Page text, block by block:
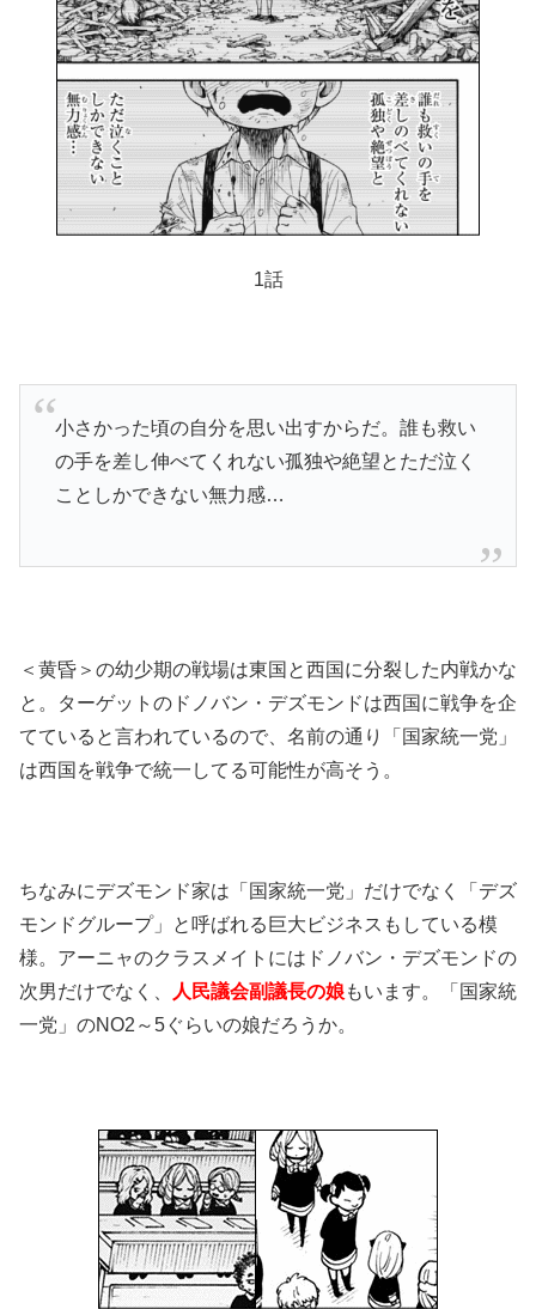
1話
小さかった頃の自分を思い出すからだ。誰も救い
の手を差し伸べてくれない孤独や絶望とただ泣く
ことしかできない無力感…
＜黄昏＞の幼少期の戦場は東国と西国に分裂した内戦かな
と。ターゲットのドノバン・デズモンドは西国に戦争を企
てていると言われているので、名前の通り「国家統一党」
は西国を戦争で統一してる可能性が高そう。
ちなみにデズモンド家は「国家統一党」だけでなく「デズ
モンドグループ」と呼ばれる巨大ビジネスもしている模
様。アーニャのクラスメイトにはドノバン・デズモンドの
次男だけでなく、
人民議会副議長の娘もいます。「国家統
一党」のNO2～5ぐらいの娘だろうか。